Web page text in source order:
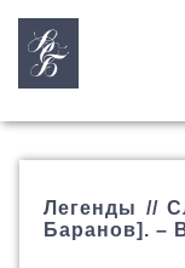
Легенды //
Баранов]. –